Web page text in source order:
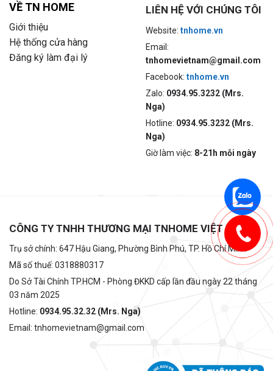
VỀ TN HOME
Giới thiệu
Hệ thống cửa hàng
Đăng ký làm đại lý
LIÊN HỆ VỚI CHÚNG TÔI
Website: tnhome.vn
Email:
tnhomevietnam@gmail.com
Facebook: tnhome.vn
Zalo: 0934.95.3232 (Mrs.
Nga)
Hotline: 0934.95.3232 (Mrs.
Nga)
Giờ làm việc: 8-21h mỗi ngày
CÔNG TY TNHH THƯƠNG MẠI TNHOME VIỆT NAM
Trụ sở chính: 647 Hậu Giang, Phường Bình Phú, TP. Hồ Chí Minh
Mã số thuế: 0318880317
Do Sở Tài Chính TP.HCM - Phòng ĐKKD cấp lần đầu ngày 22 tháng
03 năm 2025
Hotline: 0934.95.32.32 (Mrs. Nga)
Email: tnhomevietnam@gmail.com